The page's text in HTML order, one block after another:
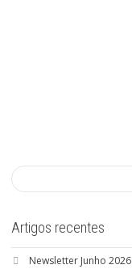
Artigos recentes
Newsletter Junho 2026